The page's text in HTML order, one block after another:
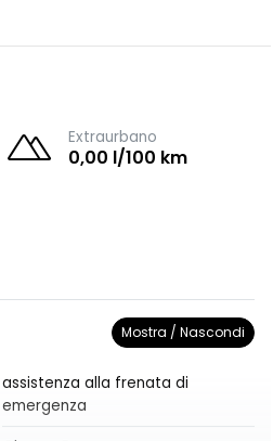
Extraurbano
0,00 l/100 km
Mostra / Nascondi
assistenza alla frenata di
emergenza